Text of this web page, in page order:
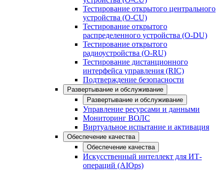
Тестирование открытого центрального
устройства (O-CU)
Тестирование открытого
распределенного устройства (O-DU)
Тестирование открытого
радиоустройства (O-RU)
Тестирование дистанционного
интерфейса управления (RIC)
Подтверждение безопасности
Развертывание и обслуживание
Развертывание и обслуживание
Управление ресурсами и данными
Мониторинг ВОЛС
Виртуальное испытание и активация
Обеспечение качества
Обеспечение качества
Искусственный интеллект для ИТ-
операций (AIOps)